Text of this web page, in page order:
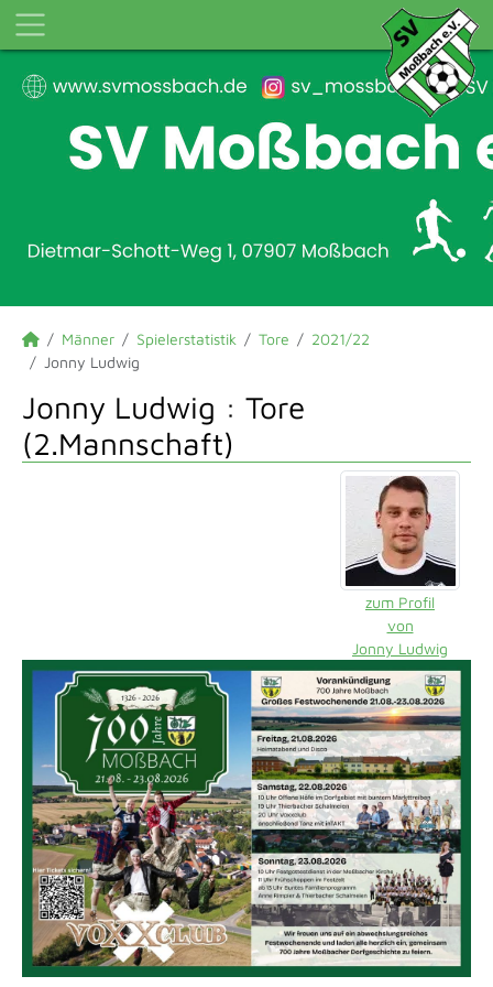
Männer Spielerstatistik Tore
2021/22
Jonny Ludwig
Jonny Ludwig : Tore
(2.Mannschaft)
zum Profil
von
Jonny Ludwig